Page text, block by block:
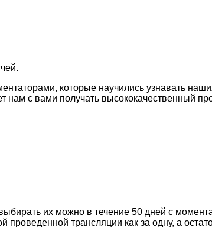
которые научились узнавать
с вами получать высококачественный
их можно в течение 50 дней с
трансляции как за одну, а